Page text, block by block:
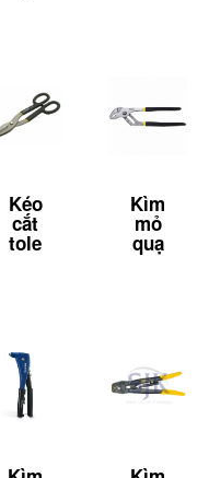
Kéo
cắt
tole
Kìm
mỏ
quạ